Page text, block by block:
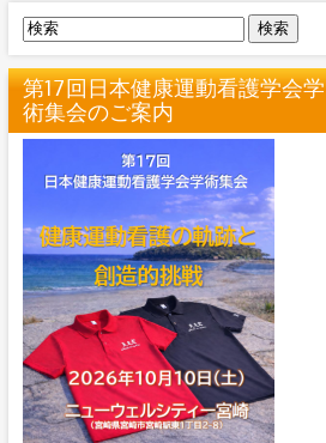
検索
第17回日本健康運動看護学会学
術集会のご案内